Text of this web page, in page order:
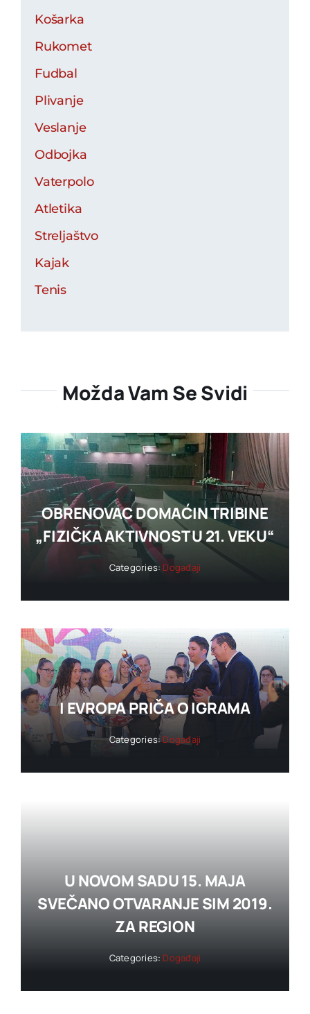
Košarka
Rukomet
Fudbal
Plivanje
Veslanje
Odbojka
Vaterpolo
Atletika
Streljaštvo
Kajak
Tenis
Možda Vam Se Svidi
OBRENOVAC DOMAĆIN TRIBINE
„FIZIČKA AKTIVNOST U 21. VEKU“
Categories: Događaji
I EVROPA PRIČA O IGRAMA
Categories:Događaji
U NOVOM SADU 15. MAJA
SVEČANO OTVARANJE SIM 2019.
ZA REGION
Categories: Događaji